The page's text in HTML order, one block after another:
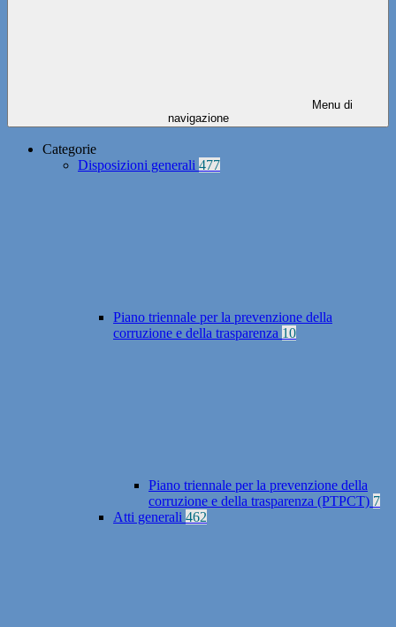
Menu di
navigazione
Categorie
Disposizioni generali 477
Piano triennale per la prevenzione della
corruzione e della trasparenza 10
Piano triennale per la prevenzione della
corruzione e della trasparenza (PTPCT) 7
Atti generali 462